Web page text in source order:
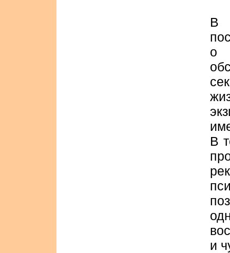
В
о
В
и